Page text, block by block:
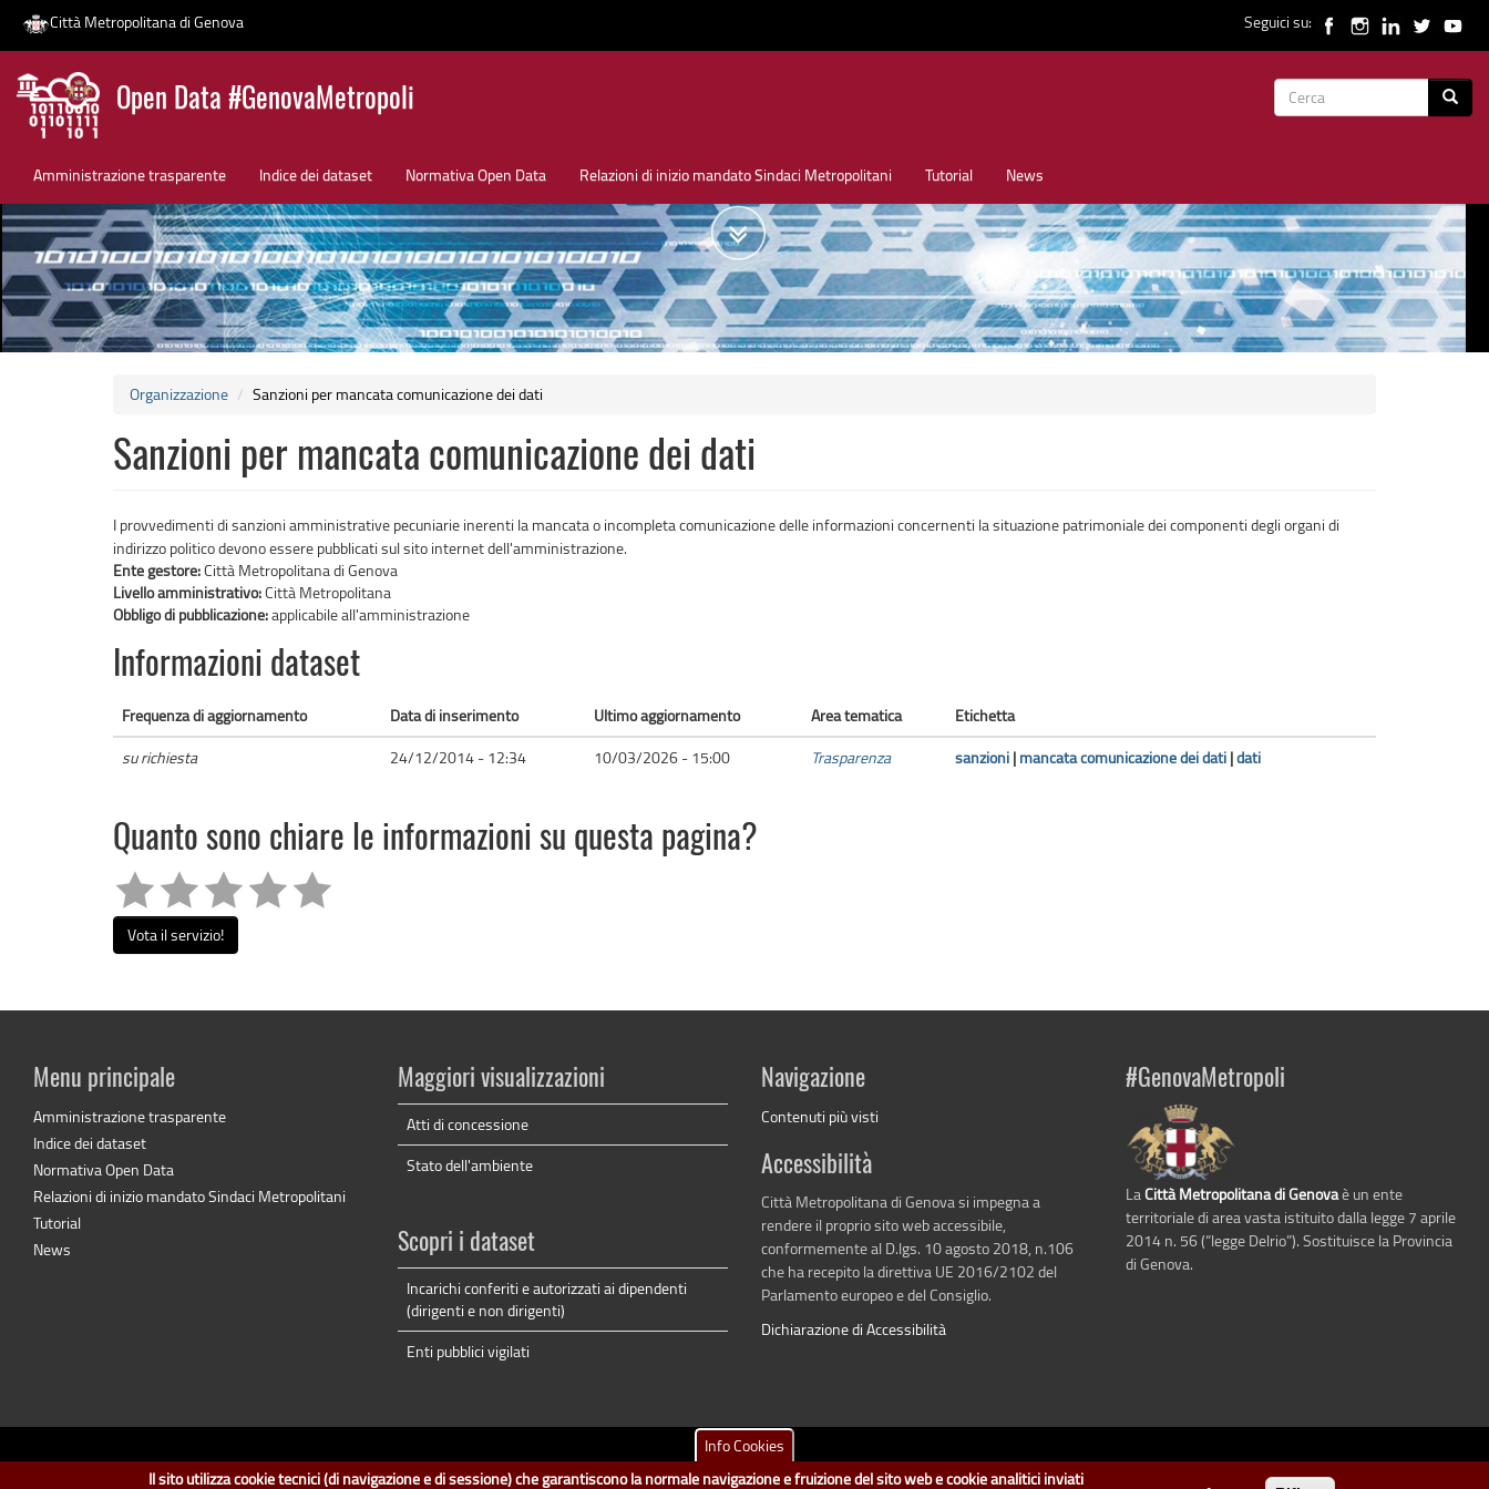
Salta
contenuto
Città Metropolitana di Genova Seguici su:
Open Data #GenovaMetropoli
Form
Amministrazione trasparente Indice dei dataset Normativa Open Data Relazioni di inizio mandato Sindaci Metropolitani Tutorial News
News
Organizzazione Sanzioni per mancata comunicazione dei dati
Sanzioni per mancata comunicazione dei dati
I provvedimenti di sanzioni amministrative pecuniarie inerenti la mancata o incompleta comunicazione delle informazioni concernenti la situazione patrimoniale dei componenti degli organi di
indirizzo politico devono essere pubblicati sul sito internet dell'amministrazione.
Ente gestore:Città Metropolitana di Genova
Livello amministrativo:Città Metropolitana
Obbligo di pubblicazione:applicabile all'amministrazione
Informazioni dataset
Frequenza di aggiornamento Data di inserimento Ultimo aggiornamento Area tematica
Etichetta
su richiesta
24/12/2014 - 12:34 10/03/2026 - 15:00 Trasparenza sanzioni | mancata comunicazione dei dati |dati
Quanto sono chiare le informazioni su questa pagina?
Vota il servizio!
Menu principale
Amministrazione trasparente
Indice dei dataset
Normativa Open Data
Relazioni di inizio mandato Sindaci Metropolitani
Tutorial
News
Maggiori visualizzazioni
Atti di concessione
Stato dell'ambiente
Scopri i dataset
Incarichi conferiti e autorizzati ai dipendenti
(dirigenti e non dirigenti)
Enti pubblici vigilati
Navigazione
Contenuti più visti
Accessibilità
Città Metropolitana di Genova si impegna a
rendere il proprio sito web accessibile,
conformemente al D.lgs. 10 agosto 2018, n.106
che ha recepito la direttiva UE 2016/2102 del
Parlamento europeo e del Consiglio.
Dichiarazione di Accessibilità
#GenovaMetropoli
La Città Metropolitana di Genovaè un ente
territoriale di area vasta istituito dalla legge 7 aprile
2014 n. 56 (“legge Delrio”). Sostituisce la Provincia
di Genova.
dati.cittametropolitana.genova.itè il progetto "Open Data" dellaCittà Metropolitana di Genova.
Info Cookies
Il sito utilizza cookie tecnici (di navigazione e di sessione) che garantiscono la normale navigazione e fruizione del sito web e cookie analitici inviati